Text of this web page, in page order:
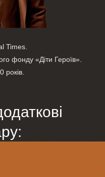
Times.
фонду «Діти Героїв».
років.